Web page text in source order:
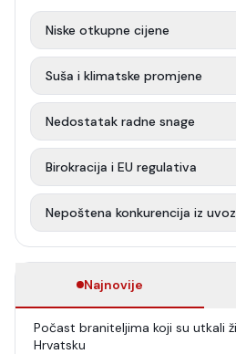
Niske otkupne cijene
Suša i klimatske promjene
Nedostatak radne snage
Birokracija i EU regulativa
Nepoštena konkurencija iz
Najnovije
Počast braniteljima koji su utkali
Hrvatsku